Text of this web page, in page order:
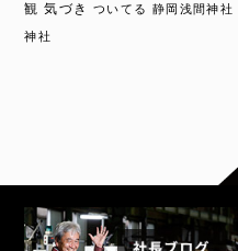
観 気づき ついてる 静岡浅間神社
神社